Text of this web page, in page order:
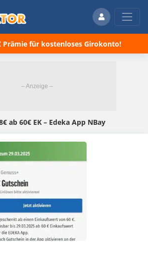
Prämie für kostenloses Girokonto!
ab 60€ EK – Edeka App NBay